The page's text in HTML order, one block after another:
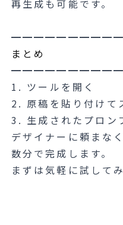
再生成も可能です。
まとめ
1. ツールを開く
2. 原稿を貼り付けて
3. 生成されたプロン
デザイナーに頼まな
数分で完成します。
まずは気軽に試して